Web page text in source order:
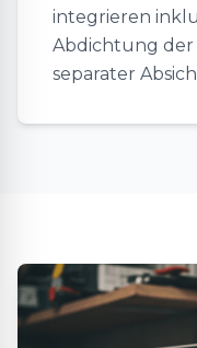
integrieren
Abdichtung
separater